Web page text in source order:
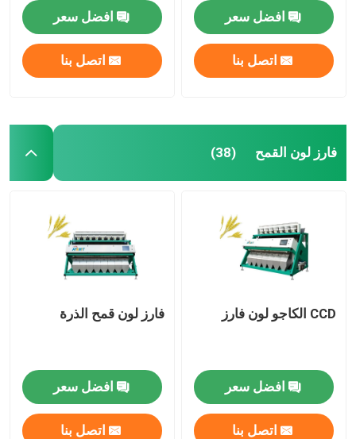
افضل سعر
اتصل بنا
افضل سعر
اتصل بنا
فارز لون القمح (38)
CCD الكاجو لون فارز
افضل سعر
اتصل بنا
فارز لون قمح الذرة
افضل سعر
اتصل بنا